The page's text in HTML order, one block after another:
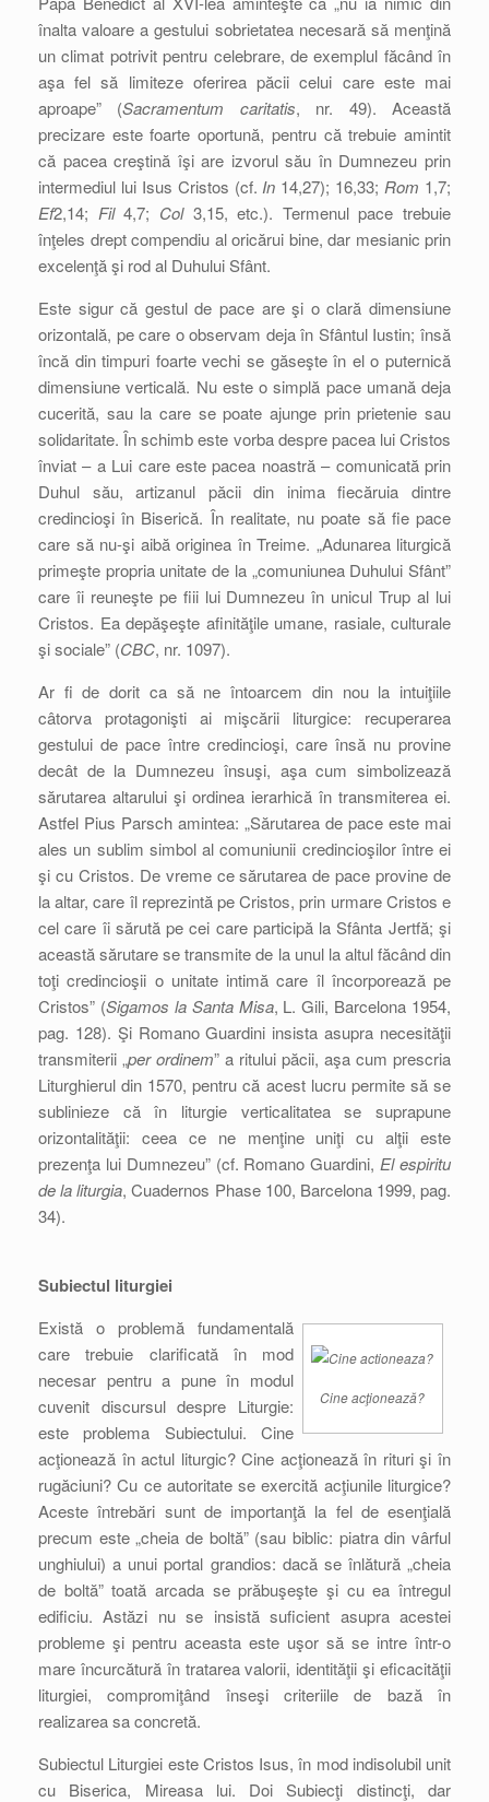
înalta valoare a gestului sobrietatea necesară să menţină
un climat potrivit pentru celebrare, de exemplul făcând în
aşa fel să limiteze oferirea păcii celui care este mai
aproape” (Sacramentum caritatis, nr. 49). Această
precizare este foarte oportună, pentru că trebuie amintit
că pacea creştină îşi are izvorul său în Dumnezeu prin
intermediul lui Isus Cristos (cf. In 14,27); 16,33; Rom 1,7;
Ef2,14; Fil4,7; Col3,15, etc.). Termenul pace trebuie
înţeles drept compendiu al oricărui bine, dar mesianic prin
excelenţă şi rod al Duhului Sfânt.
Este sigur că gestul de pace are şi o clară dimensiune
orizontală, pe care o observam deja în Sfântul Iustin; însă
încă din timpuri foarte vechi se găseşte în el o puternică
dimensiune verticală. Nu este o simplă pace umană deja
cucerită, sau la care se poate ajunge prin prietenie sau
solidaritate. În schimb este vorba despre pacea lui Cristos
înviat – a Lui care este pacea noastră – comunicată prin
Duhul său, artizanul păcii din inima fiecăruia dintre
credincioşi în Biserică. În realitate, nu poate să fie pace
care să nu-şi aibă originea în Treime. „Adunarea liturgică
primeşte propria unitate de la „comuniunea Duhului Sfânt”
care îi reuneşte pe fiii lui Dumnezeu în unicul Trup al lui
Cristos. Ea depăşeşte afinităţile umane, rasiale, culturale
şi sociale” (CBC, nr. 1097).
Ar fi de dorit ca să ne întoarcem din nou la intuiţiile
câtorva protagonişti ai mişcării liturgice: recuperarea
gestului de pace între credincioşi, care însă nu provine
decât de la Dumnezeu însuşi, aşa cum simbolizează
sărutarea altarului şi ordinea ierarhică în transmiterea ei.
Astfel Pius Parsch amintea: „Sărutarea de pace este mai
ales un sublim simbol al comuniunii credincioşilor între ei
şi cu Cristos. De vreme ce sărutarea de pace provine de
la altar, care îl reprezintă pe Cristos, prin urmare Cristos e
cel care îi sărută pe cei care participă la Sfânta Jertfă; şi
această sărutare se transmite de la unul la altul făcând din
toţi credincioşii o unitate intimă care îl încorporează pe
Cristos” (Sigamos la Santa Misa, L. Gili, Barcelona 1954,
pag. 128). Şi Romano Guardini insista asupra necesităţii
transmiterii „per ordinem” a ritului păcii, aşa cum prescria
Liturghierul din 1570, pentru că acest lucru permite să se
sublinieze că în liturgie verticalitatea se suprapune
orizontalităţii: ceea ce ne menţine uniţi cu alţii este
prezenţa lui Dumnezeu” (cf. Romano Guardini, El espiritu
de la liturgia, Cuadernos Phase 100, Barcelona 1999, pag.
34).
Subiectul liturgiei
Cine acţionează?
Există o problemă fundamentală
care trebuie clarificată în mod
necesar pentru a pune în modul
cuvenit discursul despre Liturgie:
este problema Subiectului. Cine
acţionează în actul liturgic? Cine acţionează în rituri şi în
rugăciuni? Cu ce autoritate se exercită acţiunile liturgice?
Aceste întrebări sunt de importanţă la fel de esenţială
precum este „cheia de boltă” (sau biblic: piatra din vârful
unghiului) a unui portal grandios: dacă se înlătură „cheia
de boltă” toată arcada se prăbuşeşte şi cu ea întregul
edificiu. Astăzi nu se insistă suficient asupra acestei
probleme şi pentru aceasta este uşor să se intre într-o
mare încurcătură în tratarea valorii, identităţii şi eficacităţii
liturgiei, compromiţând înseşi criteriile de bază în
realizarea sa concretă.
Subiectul Liturgiei este Cristos Isus, în mod indisolubil unit
cu Biserica, Mireasa lui. Doi Subiecţi distincţi, dar